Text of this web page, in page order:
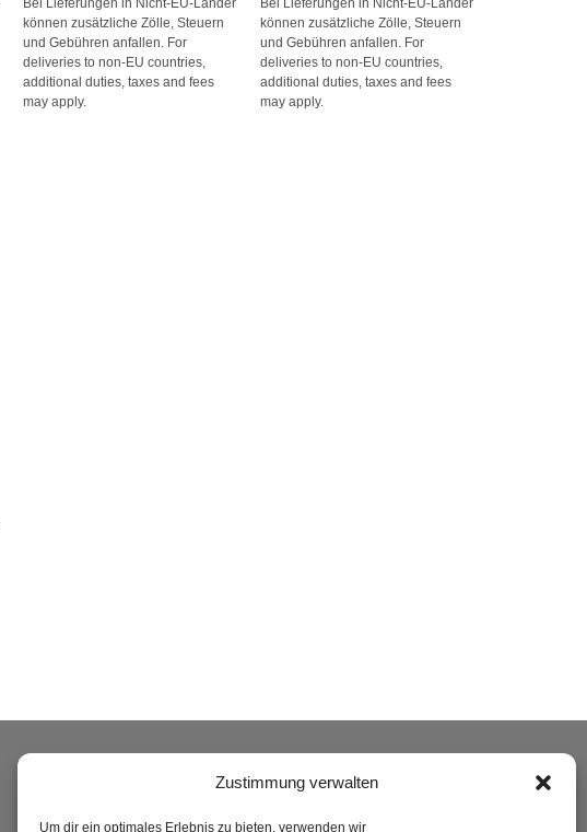
Zustimmung verwalten
Um dir ein optimales Erlebnis zu bieten, verwenden wir
Bei Lieferungen in Nicht-EU-Länder
können zusätzliche Zölle, Steuern
und Gebühren anfallen. For
deliveries to non-EU countries,
additional duties, taxes and fees
may apply.
Bei Lieferungen in Nicht-EU-Länder
können zusätzliche Zölle, Steuern
und Gebühren anfallen. For
deliveries to non-EU countries,
additional duties, taxes and fees
may apply.